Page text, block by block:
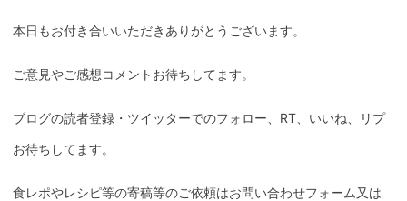
本日もお付き合いいただきありがとうございます。
ご意見やご感想コメントお待ちしてます。
ブログの読者登録・ツイッターでのフォロー、RT、いいね、リプ
お待ちしてます。
食レポやレシピ等の寄稿等のご依頼はお問い合わせフォーム又は